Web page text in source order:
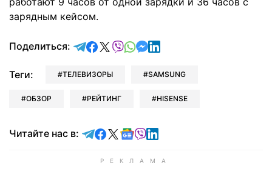
зарядным кейсом.
Поделиться: отправить в Telegram
поделиться в Facebook
поделиться в X
отправить в Viber
отправить в Whatsapp
отправить в Messenger
отправить в LinkedIn
Теги: ТЕЛЕВИЗОРЫ SAMSUNG
ОБЗОР РЕЙТИНГ HISENSE
Читайте нас в: Читайте в Telegram
Читайте в Facebook
Читайте в X
Читайте в Google news
Читайте в Viber
Читайте в LinkedIn